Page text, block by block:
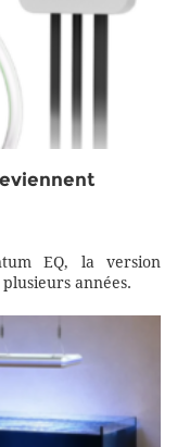
EQ, la version
années.